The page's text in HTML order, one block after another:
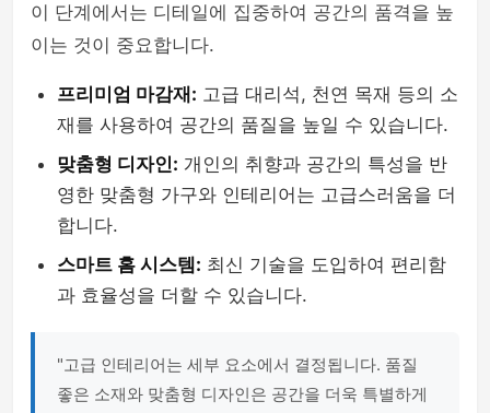
이 단계에서는 디테일에 집중하여 공간의 품격을 높
이는 것이 중요합니다.
프리미엄 마감재: 고급 대리석, 천연 목재 등의 소
재를 사용하여 공간의 품질을 높일 수 있습니다.
맞춤형 디자인: 개인의 취향과 공간의 특성을 반
영한 맞춤형 가구와 인테리어는 고급스러움을 더
합니다.
스마트 홈 시스템: 최신 기술을 도입하여 편리함
과 효율성을 더할 수 있습니다.
"고급 인테리어는 세부 요소에서 결정됩니다. 품질
좋은 소재와 맞춤형 디자인은 공간을 더욱 특별하게